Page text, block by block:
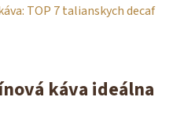
TOP 7 talianskych decaf
káva ideálna